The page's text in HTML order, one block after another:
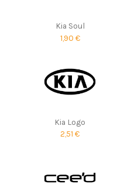
Kia Soul
1,90 €
Kia Logo
2,51 €